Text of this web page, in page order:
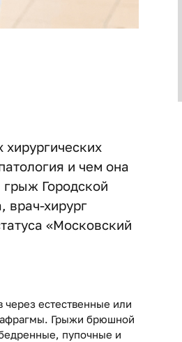
и чем она
грыж Городской
врач-хирург
«Московский
естественные или
Грыжи брюшной
пупочные и